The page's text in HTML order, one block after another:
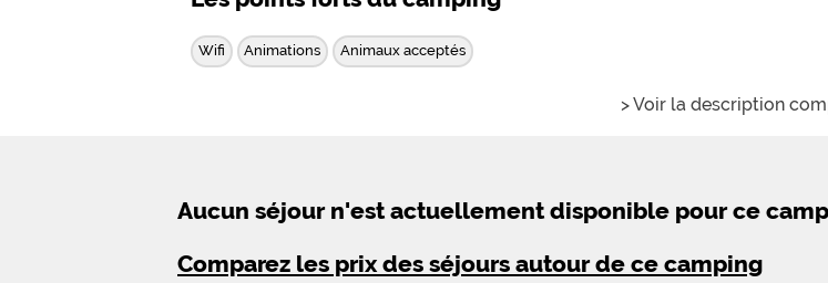
Wifi Animations Animaux acceptés
> Voir la description
Aucun séjour n'est actuellement disponible pour ce
Comparez les prix des séjours autour de ce camping